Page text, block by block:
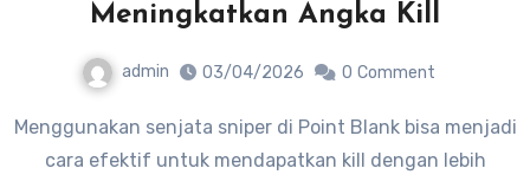
Meningkatkan Angka Kill
admin 03/04/2026 0 Comment
Menggunakan senjata sniper di Point Blank bisa menjadi
cara efektif untuk mendapatkan kill dengan lebih